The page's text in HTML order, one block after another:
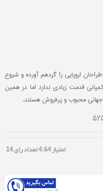
اروپایی را گردهم آورده و شروع
قدمت زیادی ندارد اما در همین
جهانی محبوب و پرفروش هستند.
امتیاز4.64تعداد رای14